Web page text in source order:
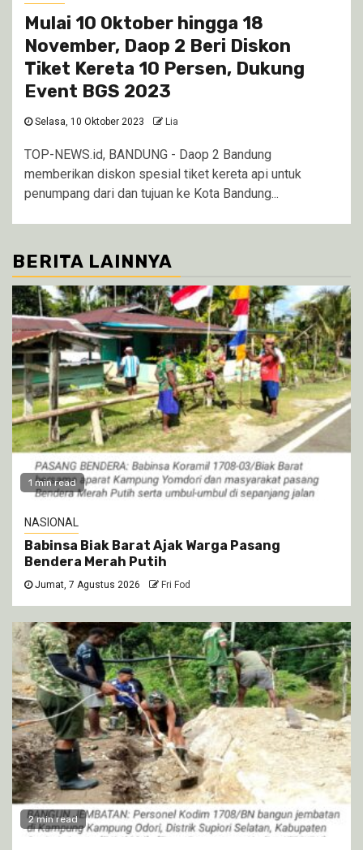
Mulai 10 Oktober hingga 18
November, Daop 2 Beri Diskon
Tiket Kereta 10 Persen, Dukung
Event BGS 2023
Selasa, 10 Oktober 2023 Lia
TOP-NEWS.id, BANDUNG - Daop 2 Bandung
memberikan diskon spesial tiket kereta api untuk
penumpang dari dan tujuan ke Kota Bandung...
BERITA LAINNYA
1 min read
NASIONAL
Babinsa Biak Barat Ajak Warga Pasang
Bendera Merah Putih
Jumat, 7 Agustus 2026 Fri Fod
2 min read